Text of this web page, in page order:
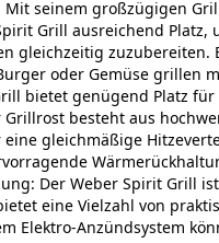
Mit seinem großzügigen
Grill ausreichend Platz,
gleichzeitig zuzubereiten.
oder Gemüse grillen
bietet genügend Platz
besteht aus
eine gleichmäßige
Der Weber Spirit Grill
eine Vielzahl von
Elektro-Anzündsystem